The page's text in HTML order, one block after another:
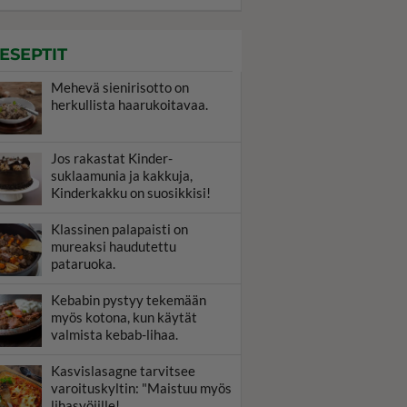
Mehevä sienirisotto on
herkullista haarukoitavaa.
Jos rakastat Kinder-
suklaamunia ja kakkuja,
Kinderkakku on suosikkisi!
Klassinen palapaisti on
mureaksi haudutettu
pataruoka.
Kebabin pystyy tekemään
myös kotona, kun käytät
valmista kebab-lihaa.
Kasvislasagne tarvitsee
varoituskyltin: "Maistuu myös